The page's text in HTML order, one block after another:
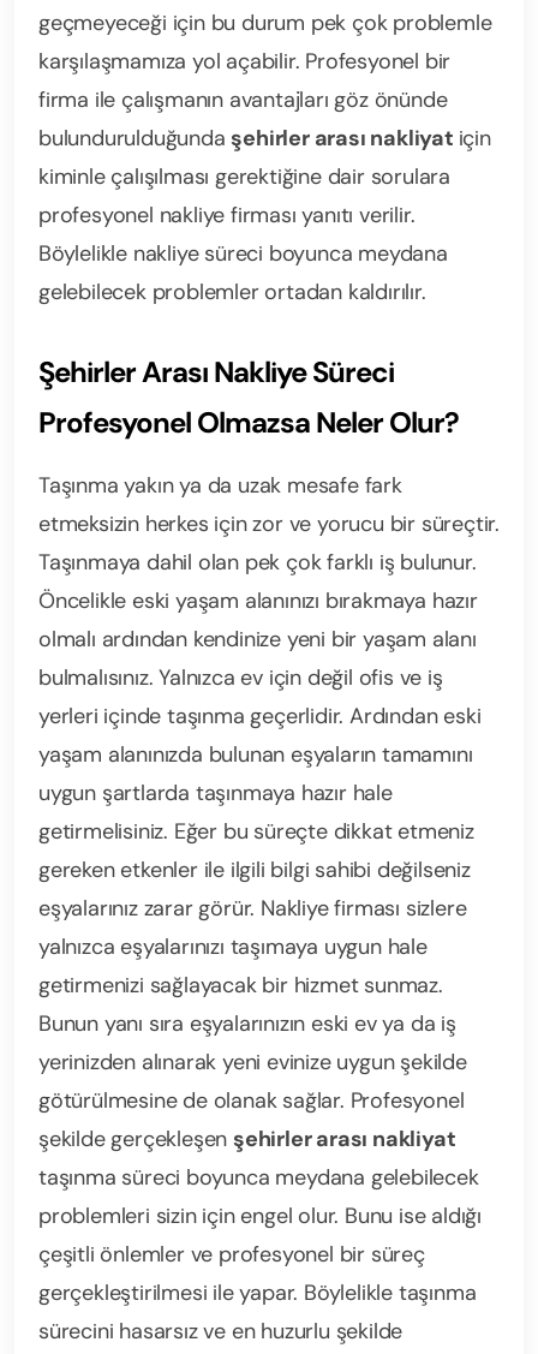
geçmeyeceği için bu durum pek çok problemle
karşılaşmamıza yol açabilir. Profesyonel bir
firma ile çalışmanın avantajları göz önünde
bulundurulduğundaşehirler arası nakliyat için
kiminle çalışılması gerektiğine dair sorulara
profesyonel nakliye firması yanıtı verilir.
Böylelikle nakliye süreci boyunca meydana
gelebilecek problemler ortadan kaldırılır.
Şehirler Arası Nakliye Süreci
Profesyonel Olmazsa Neler Olur?
Taşınma yakın ya da uzak mesafe fark
etmeksizin herkes için zor ve yorucu bir süreçtir.
Taşınmaya dahil olan pek çok farklı iş bulunur.
Öncelikle eski yaşam alanınızı bırakmaya hazır
olmalı ardından kendinize yeni bir yaşam alanı
bulmalısınız. Yalnızca ev için değil ofis ve iş
yerleri içinde taşınma geçerlidir. Ardından eski
yaşam alanınızda bulunan eşyaların tamamını
uygun şartlarda taşınmaya hazır hale
getirmelisiniz. Eğer bu süreçte dikkat etmeniz
gereken etkenler ile ilgili bilgi sahibi değilseniz
eşyalarınız zarar görür. Nakliye firması sizlere
yalnızca eşyalarınızı taşımaya uygun hale
getirmenizi sağlayacak bir hizmet sunmaz.
Bunun yanı sıra eşyalarınızın eski ev ya da iş
yerinizden alınarak yeni evinize uygun şekilde
götürülmesine de olanak sağlar. Profesyonel
şekilde gerçekleşen şehirler arası nakliyat
taşınma süreci boyunca meydana gelebilecek
problemleri sizin için engel olur. Bunu ise aldığı
çeşitli önlemler ve profesyonel bir süreç
gerçekleştirilmesi ile yapar. Böylelikle taşınma
sürecini hasarsız ve en huzurlu şekilde